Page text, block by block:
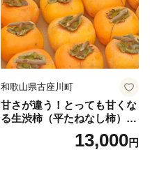
和歌山県古座川町
甘さが違う！とっても甘くな
る生渋柿（平たねなし柿）吊
ップ付付約1.5～2kg 約6～1
13,000円